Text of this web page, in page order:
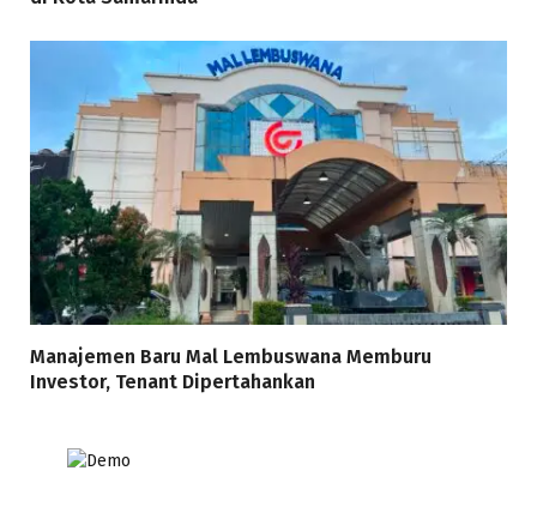
Manajemen Baru Mal Lembuswana Memburu
Investor, Tenant Dipertahankan